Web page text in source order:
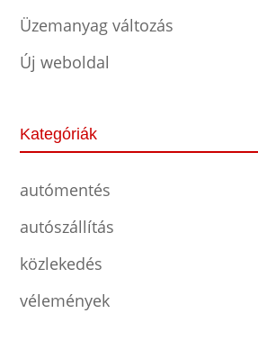
Üzemanyag változás
Új weboldal
Kategóriák
autómentés
autószállítás
közlekedés
vélemények